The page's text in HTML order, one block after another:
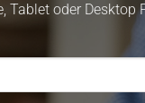
Tablet oder Desktop